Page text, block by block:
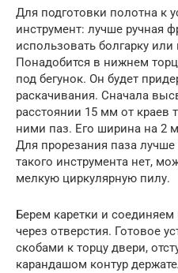
Для подготовки полотна к
инструмент: лучше ручная
использовать болгарку или
Понадобится в нижнем
под бегунок. Он будет
раскачивания. Сначала
расстоянии 15 мм от краев
ними паз. Его ширина на 2
Для прорезания паза
такого инструмента нет,
мелкую циркулярную пилу.
Берем каретки и
через отверстия. Готовое
скобами к торцу двери,
карандашом контур